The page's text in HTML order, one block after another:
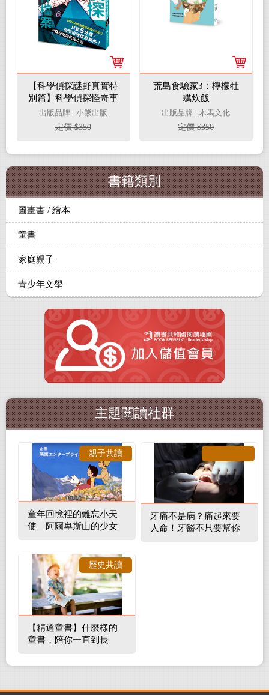
【科學偵探謎野真實特
別篇】科學偵探怪奇事
件檔案1：廢棄醫院的
亡靈
出版品牌 : 小熊出版
定價 $350
荒島食驗家3：檸檬牡
蠣炊飯
出版品牌 : 木馬文化
定價 $350
書籍類別
圖畫書 / 繪本
童書
家庭親子
青少年文學
主題閱讀社群
童年回憶裡的難忘小天
使—阿爾卑斯山的少女
親子共讀
牙痛不是病？痛起來要
人命！牙醫不只要幫你
【精選童書】什麼樣的
童書，陪你一直到長
歷史共讀